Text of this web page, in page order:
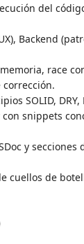
del
Backend
race
SOLID, DRY,
snippets
y
cuellos de